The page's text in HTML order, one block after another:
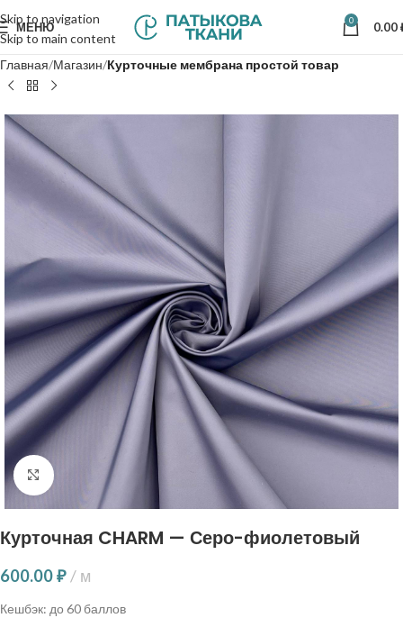
Skip to navigation
Skip to main content
МЕНЮ 0 0.00
Главная Магазин Курточные мембрана простой товар
Нажмите, чтобы увеличить
Курточная CHARM — Серо-фиолетовый
600.00₽ м
Кешбэк: до 60 баллов